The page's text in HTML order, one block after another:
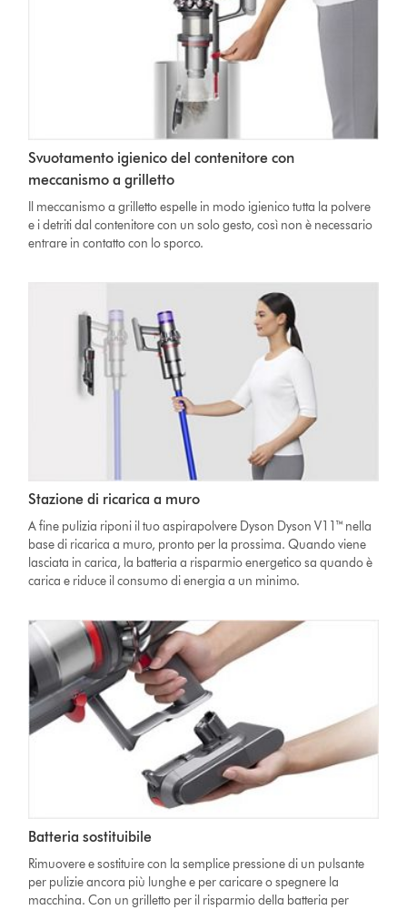
Svuotamento igienico del contenitore con
meccanismo a grilletto
Il meccanismo a grilletto espelle in modo igienico tutta la polvere
e i detriti dal contenitore con un solo gesto, così non è necessario
entrare in contatto con lo sporco.
Stazione di ricarica a muro
A fine pulizia riponi il tuo aspirapolvere Dyson Dyson V11™ nella
base di ricarica a muro, pronto per la prossima. Quando viene
lasciata in carica, la batteria a risparmio energetico sa quando è
carica e riduce il consumo di energia a un minimo.
Batteria sostituibile
Rimuovere e sostituire con la semplice pressione di un pulsante
per pulizie ancora più lunghe e per caricare o spegnere la
macchina. Con un grilletto per il risparmio della batteria per